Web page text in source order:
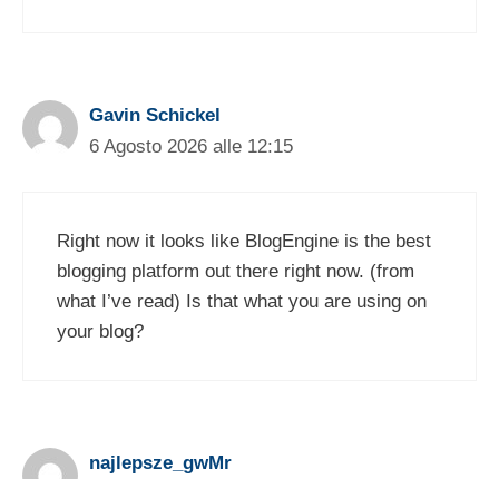
Gavin Schickel
6 Agosto 2026 alle 12:15
Right now it looks like BlogEngine is the best
blogging platform out there right now. (from
what I’ve read) Is that what you are using on
your blog?
najlepsze_gwMr